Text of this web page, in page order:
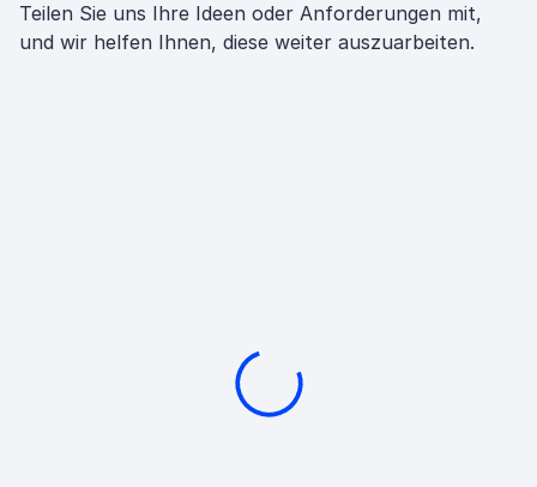
Teilen Sie uns Ihre Ideen oder Anforderungen mit,
und wir helfen Ihnen, diese weiter auszuarbeiten.